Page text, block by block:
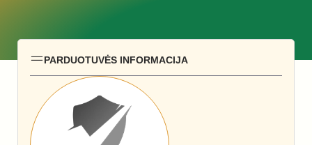
PARDUOTUVĖS INFORMACIJA